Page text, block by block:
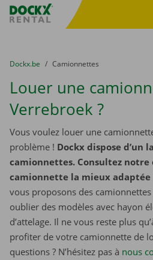
sitename
You are here:
du
Dockx.be to
Camionnettes
Louer une
Verrebroek ?
Vous voulez louer une
problème ! Dockx dispose d’un
camionnettes. Consultez
camionnette la mieux adaptée
vous proposons des
oublier des modèles avec hayon
d’attelage. Il ne vous reste plus
profiter de votre camionnette de
questions ? N’hésitez pas à nous